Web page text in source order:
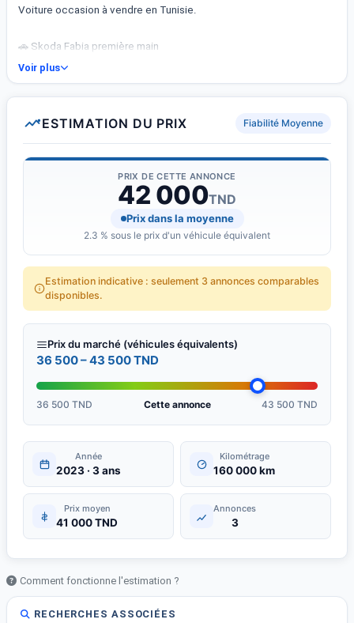
Voiture occasion à vendre en Tunisie.
🚗 Skoda Fabia première main
📅 Année : 2023
🏁 Kilométrage : 160 000 km
⛽ Carburant : Essence
🚗 Type : Autres
🔧 Cylindrée : 1
Voir plus
ESTIMATION DU PRIX Fiabilité Moyenne
PRIX DE CETTE ANNONCE
42 000TND
Prix dans la moyenne
2.3 % sous le prix d'un véhicule équivalent
Estimation indicative : seulement 3 annonces comparables
disponibles.
Prix du marché (véhicules équivalents)
36 500 – 43 500 TND
36 500 TND Cette annonce 43 500 TND
Année
2023 · 3 ans
Kilométrage
160 000 km
Prix moyen
41 000 TND
Annonces
3
Comment fonctionne l'estimation ?
RECHERCHES ASSOCIÉES